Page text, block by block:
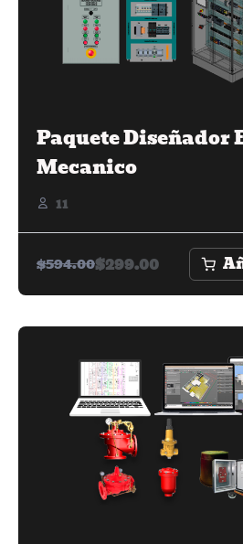
Paquete Diseñador
Mecanico
11
$594.00$299.00